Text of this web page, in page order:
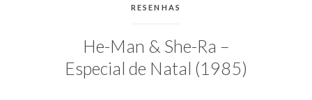
CATEGORIAS:
RESENHAS
He-Man & She-Ra –
Especial de Natal (1985)